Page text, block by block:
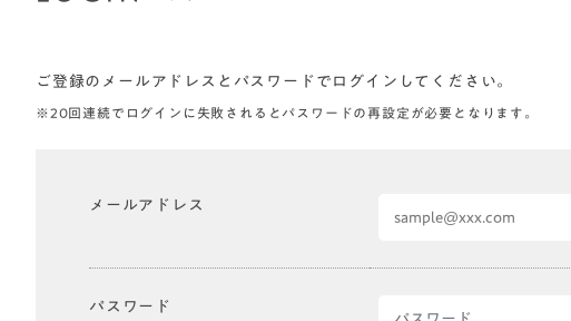
ご登録のメールアドレスとパスワードでログインしてください。
※20回連続でログインに失敗されるとパスワードの再設定が必要となります。
メールアドレス
パスワード